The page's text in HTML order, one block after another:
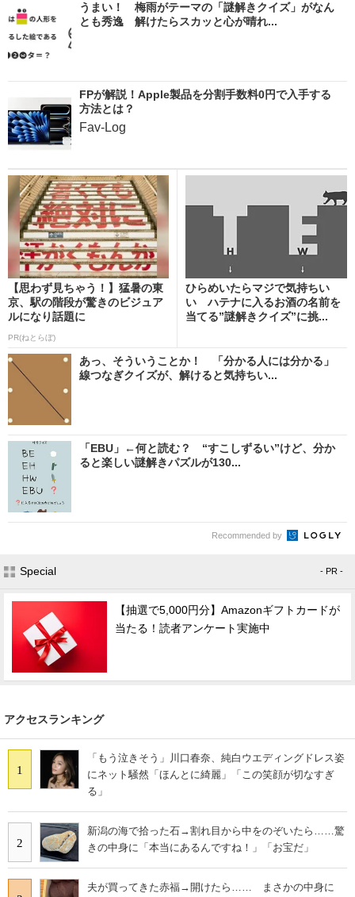
うまい！ 梅雨がテーマの「謎解きクイズ」がなん
とも秀逸 解けたらスカッと心が晴れ...
FPが解説！Apple製品を分割手数料0円で入手する
方法とは？
Fav-Log
【思わず見ちゃう！】猛暑の東
京、駅の階段が驚きのビジュア
ルになり話題に
PR(ねとらぼ)
ひらめいたらマジで気持ちい
い ハテナに入るお酒の名前を
当てる”謎解きクイズ”に挑...
あっ、そういうことか！ 「分かる人には分かる」
線つなぎクイズが、解けると気持ちい...
「EBU」←何と読む？ “すこしずるい”けど、分か
ると楽しい謎解きパズルが130...
Recommended by
Special - PR -
【抽選で5,000円分】Amazonギフトカードが
当たる！読者アンケート実施中
アクセスランキング
1
「もう泣きそう」川口春奈、純白ウエディングドレス姿
にネット騒然「ほんとに綺麗」「この笑顔が切なすぎ
る」
2
新潟の海で拾った石→割れ目から中をのぞいたら……驚
きの中身に「本当にあるんですね！」「お宝だ」
夫が買ってきた赤福→開けたら…… まさかの中身に